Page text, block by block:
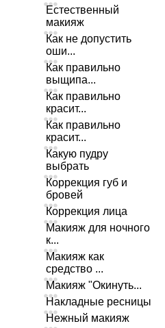
Естественный
макияж
Как не допустить
оши...
Как правильно
выщипа...
Как правильно
красит...
Как правильно
красит...
Какую пудру
выбрать
Коррекция губ и
бровей
Коррекция лица
Макияж для ночного
к...
Макияж как
средство ...
Макияж "Окинуть...
Накладные ресницы
Нежный макияж